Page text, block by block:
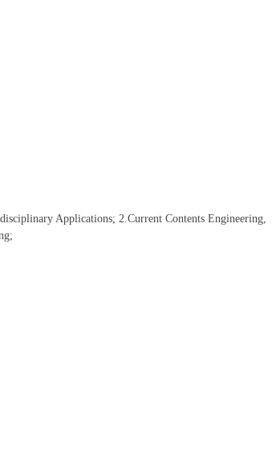
Applications; 2.Current Contents Engineering,